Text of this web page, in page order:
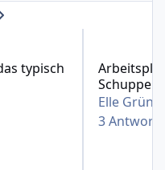
Karussell-Folie
Karussell-Folie
typisch
Elle Grün
3